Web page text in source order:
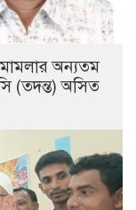
অন্যতম
(তদন্ত) অসিত